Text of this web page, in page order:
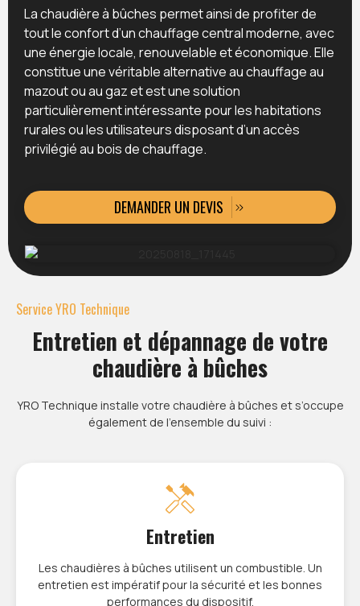
La chaudière à bûches permet ainsi de profiter de
tout le confort d’un chauffage central moderne, avec
une énergie locale, renouvelable et économique. Elle
constitue une véritable alternative au chauffage au
mazout ou au gaz et est une solution
particulièrement intéressante pour les habitations
rurales ou les utilisateurs disposant d’un accès
privilégié au bois de chauffage.
DEMANDER UN DEVIS
Service YRO Technique
Entretien et dépannage de votre
chaudière à bûches
YRO Technique installe votre chaudière à bûches et s’occupe
également de l’ensemble du suivi :
Entretien
Les chaudières à bûches utilisent un combustible. Un
entretien est impératif pour la sécurité et les bonnes
performances du dispositif.